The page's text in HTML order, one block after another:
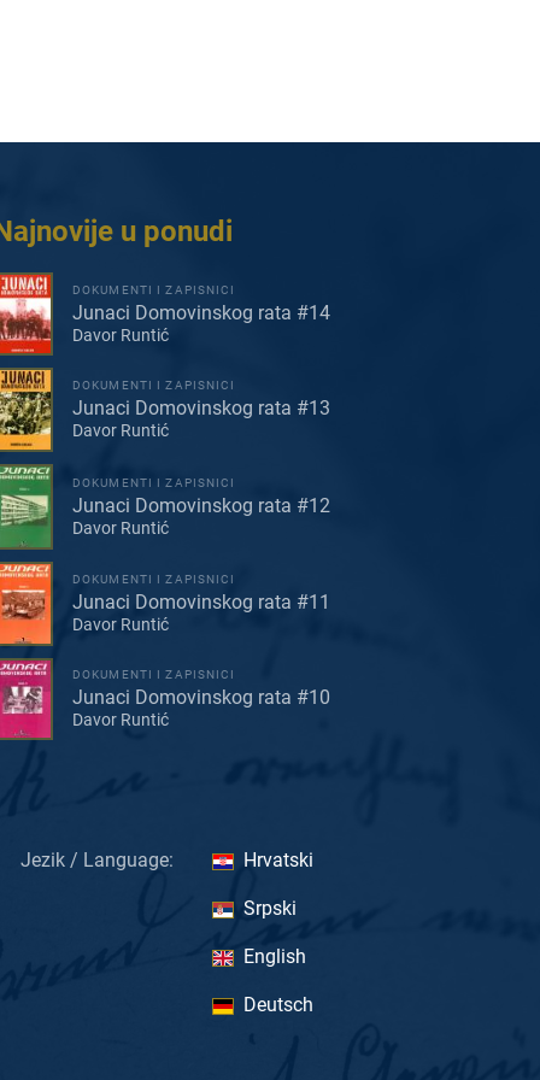
u ponudi
DOKUMENTI I ZAPISNICI
Junaci Domovinskog rata #14
Davor Runtić
DOKUMENTI I ZAPISNICI
Junaci Domovinskog rata #13
Davor Runtić
DOKUMENTI I ZAPISNICI
Junaci Domovinskog rata #12
Davor Runtić
DOKUMENTI I ZAPISNICI
Junaci Domovinskog rata #11
Davor Runtić
DOKUMENTI I ZAPISNICI
Junaci Domovinskog rata #10
Davor Runtić
Jezik / Language: Hrvatski
Srpski
English
Deutsch